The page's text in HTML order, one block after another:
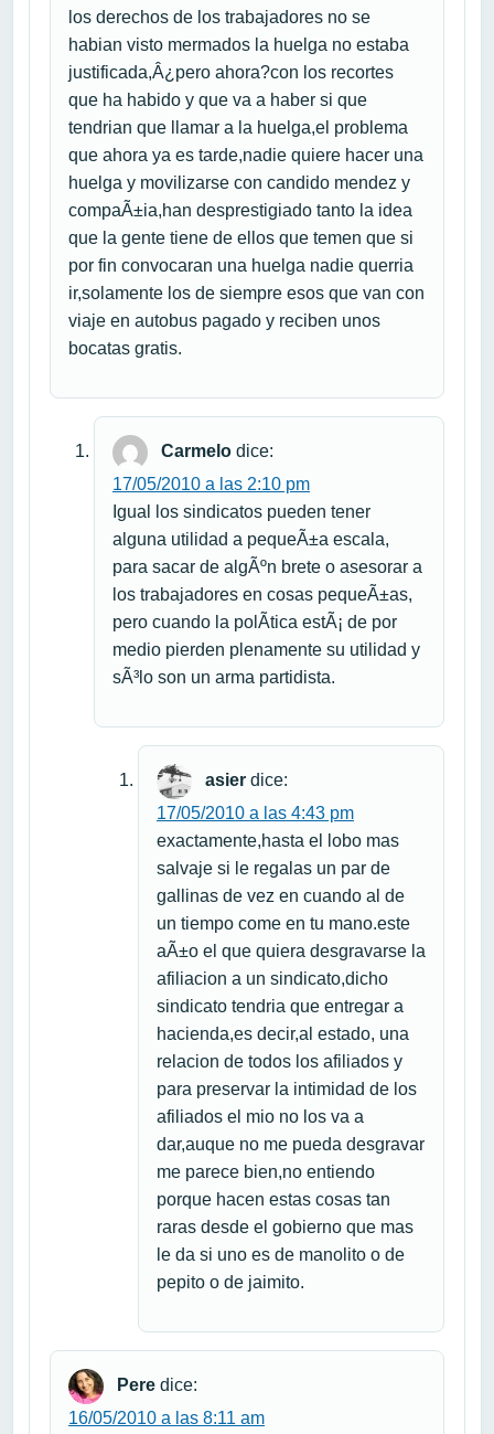
los derechos de los trabajadores no se
habian visto mermados la huelga no estaba
justificada,Â¿pero ahora?con los recortes
que ha habido y que va a haber si que
tendrian que llamar a la huelga,el problema
que ahora ya es tarde,nadie quiere hacer una
huelga y movilizarse con candido mendez y
compaÃ±ia,han desprestigiado tanto la idea
que la gente tiene de ellos que temen que si
por fin convocaran una huelga nadie querria
ir,solamente los de siempre esos que van con
viaje en autobus pagado y reciben unos
bocatas gratis.
Carmelo dice:
17/05/2010 a las 2:10 pm
Igual los sindicatos pueden tener
alguna utilidad a pequeÃ±a escala,
para sacar de algÃºn brete o asesorar a
los trabajadores en cosas pequeÃ±as,
pero cuando la polÃ­tica estÃ¡ de por
medio pierden plenamente su utilidad y
sÃ³lo son un arma partidista.
asier dice:
17/05/2010 a las 4:43 pm
exactamente,hasta el lobo mas
salvaje si le regalas un par de
gallinas de vez en cuando al de
un tiempo come en tu mano.este
aÃ±o el que quiera desgravarse la
afiliacion a un sindicato,dicho
sindicato tendria que entregar a
hacienda,es decir,al estado, una
relacion de todos los afiliados y
para preservar la intimidad de los
afiliados el mio no los va a
dar,auque no me pueda desgravar
me parece bien,no entiendo
porque hacen estas cosas tan
raras desde el gobierno que mas
le da si uno es de manolito o de
pepito o de jaimito.
Pere dice:
16/05/2010 a las 8:11 am